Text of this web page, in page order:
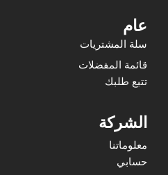
عام
سلة المشتريات
قائمة المفضلات
تتبع طلبك
الشركة
معلوماتنا
حسابي